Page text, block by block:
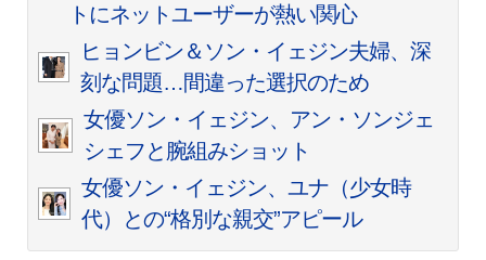
トにネットユーザーが熱い関心
ヒョンビン＆ソン・イェジン夫婦、深
刻な問題…間違った選択のため
女優ソン・イェジン、アン・ソンジェ
シェフと腕組みショット
女優ソン・イェジン、ユナ（少女時
代）との“格別な親交”アピール